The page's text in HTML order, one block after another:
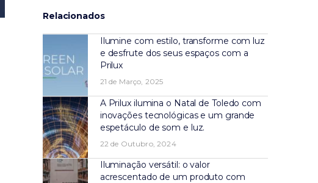
Relacionados
Ilumine com estilo, transforme com luz
e desfrute dos seus espaços com a
Prilux
21 de Março, 2025
A Prilux ilumina o Natal de Toledo com
inovações tecnológicas e um grande
espetáculo de som e luz.
22 de Outubro, 2024
Iluminação versátil: o valor
acrescentado de um produto com